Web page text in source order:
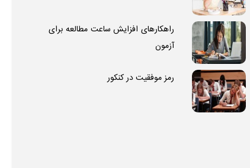
راهکارهای افزایش ساعت مطالعه برای
آزمون
رمز موفقیت در کنکور